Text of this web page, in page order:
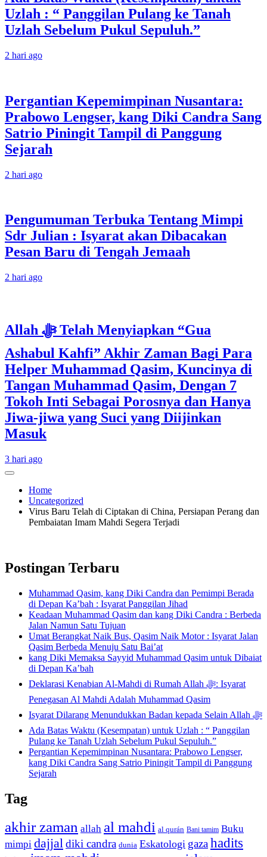
Uzlah : “ Panggilan Pulang ke Tanah
Uzlah Sebelum Pukul Sepuluh.”
2 hari ago
Pergantian Kepemimpinan Nusantara:
Prabowo Lengser, kang Diki Candra Sang
Satrio Piningit Tampil di Panggung
Sejarah
2 hari ago
Pengumuman Terbuka Tentang Mimpi
Sdr Julian : Isyarat akan Dibacakan
Pesan Baru di Tengah Jemaah
2 hari ago
Allah ﷻ Telah Menyiapkan “Gua
Ashabul Kahfi” Akhir Zaman Bagi Para
Helper Muhammad Qasim, Kuncinya di
Tangan Muhammad Qasim, Dengan 7
Tokoh Inti Sebagai Porosnya dan Hanya
Jiwa-jiwa yang Suci yang Diijinkan
Masuk
3 hari ago
Home
Uncategorized
Virus Baru Telah di Ciptakan di China, Persiapan Perang dan
Pembaiatan Imam Mahdi Segera Terjadi
Postingan Terbaru
Muhammad Qasim, kang Diki Candra dan Pemimpi Berada
di Depan Ka’bah : Isyarat Panggilan Jihad
Keadaan Muhammad Qasim dan kang Diki Candra : Berbeda
Jalan Namun Satu Tujuan
Umat Berangkat Naik Bus, Qasim Naik Motor : Isyarat Jalan
Qasim Berbeda Menuju Satu Bai’at
kang Diki Memaksa Sayyid Muhammad Qasim untuk Dibaiat
di Depan Ka’bah
Deklarasi Kenabian Al-Mahdi di Rumah Allah ﷻ: Isyarat
Penegasan Al Mahdi Adalah Muhammad Qasim
Isyarat Dilarang Menundukkan Badan kepada Selain Allah ﷻ
Ada Batas Waktu (Kesempatan) untuk Uzlah : “ Panggilan
Pulang ke Tanah Uzlah Sebelum Pukul Sepuluh.”
Pergantian Kepemimpinan Nusantara: Prabowo Lengser,
kang Diki Candra Sang Satrio Piningit Tampil di Panggung
Sejarah
Tag
akhir zaman allah al mahdi al qurán Bani tamim Buku
mimpi dajjal diki candra dunia Eskatologi gazahadits